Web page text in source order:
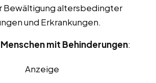
Bewältigung altersbedingter
und Erkrankungen.
mit Behinderungen:
Anzeige